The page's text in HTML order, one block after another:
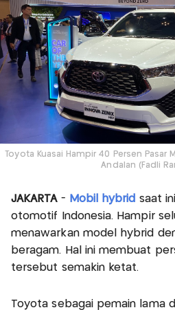
Toyota Kuasai Hampir 40 Persen
Andalan (Fadli
JAKARTA- Mobil hybrid saat
otomotif Indonesia. Hampir
menawarkan model hybrid
beragam. Hal ini membuat
tersebut semakin ketat.
Toyota sebagai pemain lama